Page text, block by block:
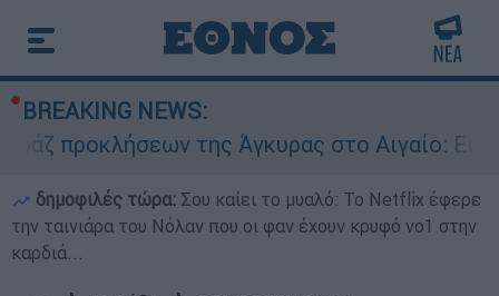
BREAKING NEWS:
της Άγκυρας στο Αιγαίο: Εικονική
δημοφιλές τώρα: Σου καίει το μυαλό: Το Netflix έφερε
την ταινιάρα του Νόλαν που οι φαν έχουν κρυφό νο1 στην
καρδιά...